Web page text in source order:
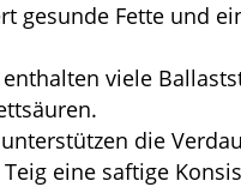
gesunde Fette und
viele
die
eine saftige